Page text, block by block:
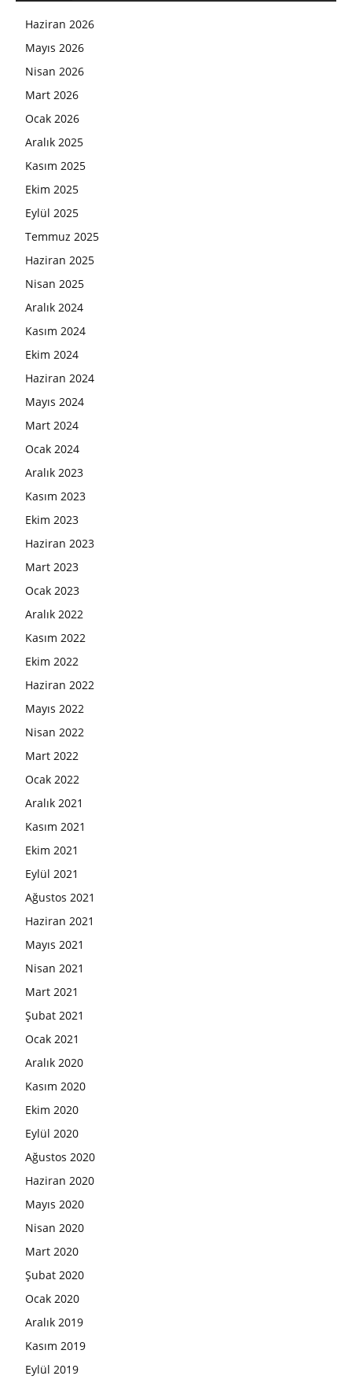
Haziran 2026
Mayıs 2026
Nisan 2026
Mart 2026
Ocak 2026
Aralık 2025
Kasım 2025
Ekim 2025
Eylül 2025
Temmuz 2025
Haziran 2025
Nisan 2025
Aralık 2024
Kasım 2024
Ekim 2024
Haziran 2024
Mayıs 2024
Mart 2024
Ocak 2024
Aralık 2023
Kasım 2023
Ekim 2023
Haziran 2023
Mart 2023
Ocak 2023
Aralık 2022
Kasım 2022
Ekim 2022
Haziran 2022
Mayıs 2022
Nisan 2022
Mart 2022
Ocak 2022
Aralık 2021
Kasım 2021
Ekim 2021
Eylül 2021
Ağustos 2021
Haziran 2021
Mayıs 2021
Nisan 2021
Mart 2021
Şubat 2021
Ocak 2021
Aralık 2020
Kasım 2020
Ekim 2020
Eylül 2020
Ağustos 2020
Haziran 2020
Mayıs 2020
Nisan 2020
Mart 2020
Şubat 2020
Ocak 2020
Aralık 2019
Kasım 2019
Eylül 2019